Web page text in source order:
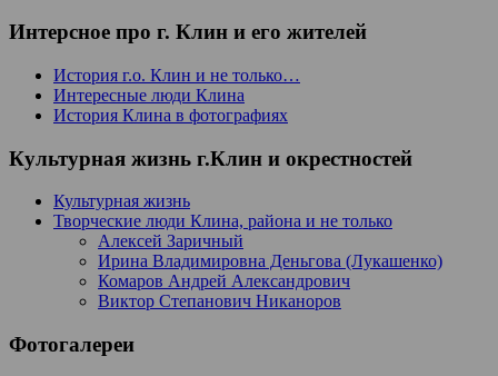
Интерсное про г. Клин и его жителей
История г.о. Клин и не только…
Интересные люди Клина
История Клина в фотографиях
Культурная жизнь г.Клин и окрестностей
Культурная жизнь
Творческие люди Клина, района и не только
Алексей Заричный
Ирина Владимировна Деньгова (Лукашенко)
Комаров Андрей Александрович
Виктор Степанович Никаноров
Фотогалереи